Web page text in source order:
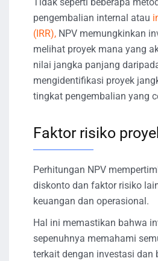
pengembalian internal atau
(IRR), NPV memungkinkan
melihat proyek mana yang
nilai jangka panjang
mengidentifikasi proyek
tingkat pengembalian yang
Faktor risiko
Perhitungan NPV
diskonto dan faktor risiko
keuangan dan operasional.
Hal ini memastikan bahwa
sepenuhnya memahami
terkait dengan investasi dan